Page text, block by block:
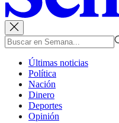
Últimas noticias
Política
Nación
Dinero
Deportes
Opinión